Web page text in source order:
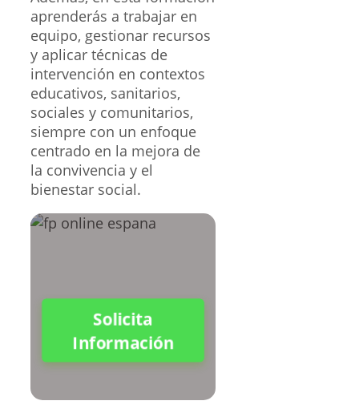
aprenderás a trabajar en
equipo, gestionar recursos
y aplicar técnicas de
intervención en contextos
educativos, sanitarios,
sociales y comunitarios,
siempre con un enfoque
centrado en la mejora de
la convivencia y el
bienestar social.
Solicita
Información